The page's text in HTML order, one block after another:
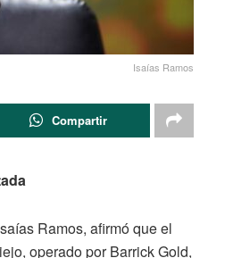
Isaías Ramos
Compartir
Ramos, afirmó que el
operado por Barrick Gold,